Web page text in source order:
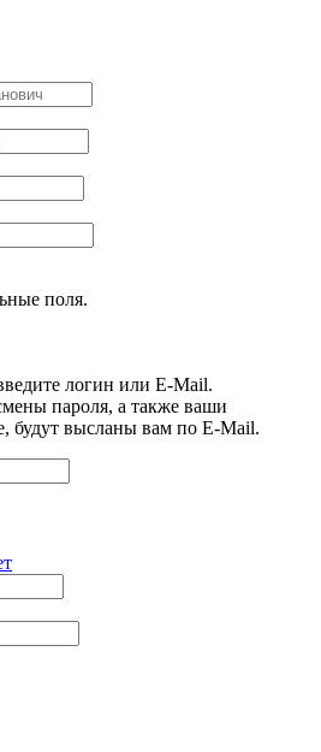
поля.
логин или E-Mail.
пароля, а также ваши
будут высланы вам по E-Mail.